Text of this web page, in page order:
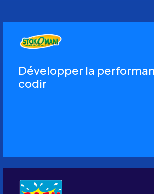
Développer la
codir